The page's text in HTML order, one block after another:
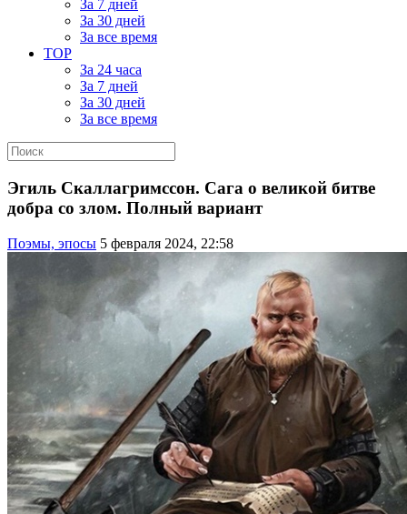
За 7 дней
За 30 дней
За все время
TOP
За 24 часа
За 7 дней
За 30 дней
За все время
Эгиль Скаллагримссон. Сага о великой битве
добра со злом. Полный вариант
Поэмы, эпосы 5 февраля 2024, 22:58